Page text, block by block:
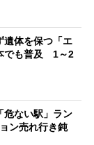
遺体を保つ「エ
でも普及 1～2
危ない駅」ラン
ン売れ行き鈍